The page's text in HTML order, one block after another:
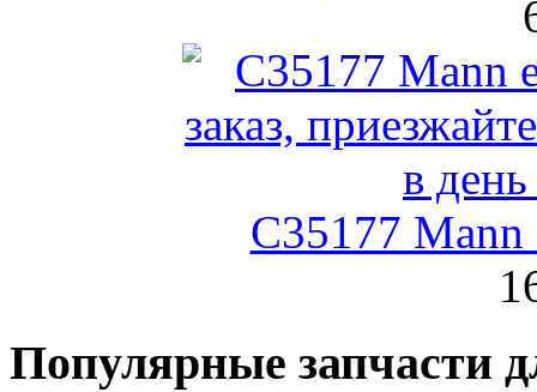
C35177
Популярные запчасти